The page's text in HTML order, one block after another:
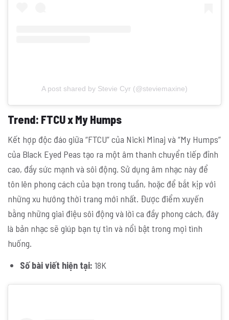
A post shared by Stevie Cyr (@steviemaxine)
Trend: FTCU x My Humps
Kết hợp độc đáo giữa “FTCU” của Nicki Minaj và “My Humps”
của Black Eyed Peas tạo ra một âm thanh chuyển tiếp đỉnh
cao, đầy sức mạnh và sôi động. Sử dụng âm nhạc này để
tôn lên phong cách của bạn trong tuần, hoặc để bắt kịp với
những xu hướng thời trang mới nhất. Được điểm xuyến
bằng những giai điệu sôi động và lời ca đầy phong cách, đây
là bản nhạc sẽ giúp bạn tự tin và nổi bật trong mọi tình
huống.
Số bài viết hiện tại: 18K